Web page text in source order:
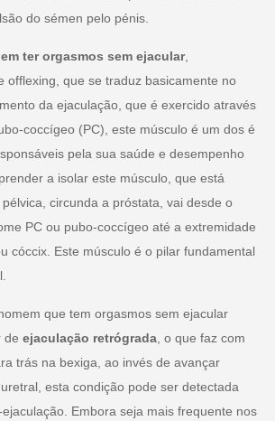
do sémen pelo pénis.
ter orgasmos sem ejacular,
offlexing, que se traduz basicamente no
da ejaculação, que é exercido através
coccígeo (PC), este músculo é um dos é
pela sua saúde e desempenho
a isolar este músculo, que está
circunda a próstata, vai desde o
PC ou pubo-coccígeo até a extremidade
cóccix. Este músculo é o pilar fundamental
que tem orgasmos sem ejacular
de ejaculação retrógrada, o que faz com
trás na bexiga, ao invés de avançar
esta condição pode ser detectada
Embora seja mais frequente nos